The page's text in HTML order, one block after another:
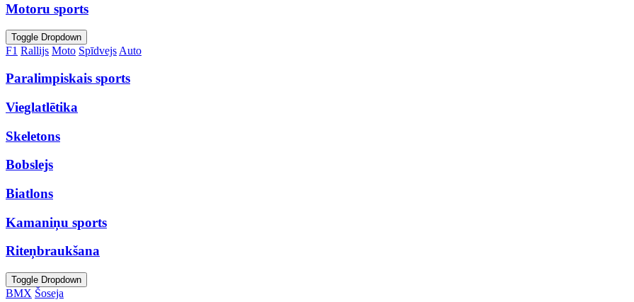
Motoru sports
Toggle Dropdown
F1 Rallijs Moto SpīdvejsAuto
Paralimpiskais sports
Vieglatlētika
Skeletons
Bobslejs
Biatlons
Kamaniņu sports
Riteņbraukšana
Toggle Dropdown
BMX Šoseja